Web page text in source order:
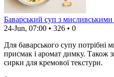
Баварський суп з
24-Jun, 07:00 • 326 • 0
Для баварського супу потрібні
присмак і аромат димку. Також
сирки для кремової текстури.